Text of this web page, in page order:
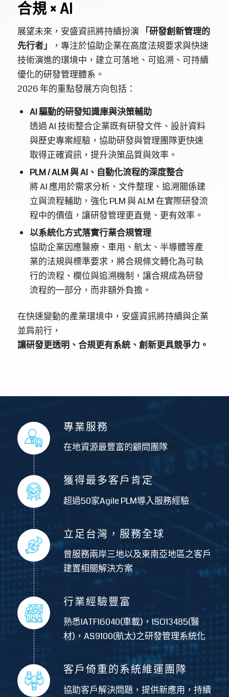
合規 × AI
展望未來，安盛資訊將持續扮演 「研發創新管理的
先行者」
，專注於協助企業在高度法規要求與快速
技術演進的環境中，建立可落地、可追溯、可持續
優化的研發管理體系。
2026 年的重點發展方向包括：
AI 驅動的研發知識庫與決策輔助
透過 AI 技術整合企業既有研發文件、設計資料
與歷史專案經驗，協助研發與管理團隊更快速
取得正確資訊，提升決策品質與效率。
PLM / ALM 與 AI、自動化流程的深度整合
將 AI 應用於需求分析、文件整理、追溯關係建
立與流程輔助，強化 PLM 與 ALM 在實際研發流
程中的價值，讓研發管理更直覺、更有效率。
以系統化方式落實行業合規管理
協助企業因應醫療、車用、航太、半導體等產
業的法規與標準要求，將合規條文轉化為可執
行的流程、欄位與追溯機制，讓合規成為研發
流程的一部分，而非額外負擔。
在快速變動的產業環境中，安盛資訊將持續與企業
並肩前行，
讓研發更透明、合規更有系統、創新更具競爭力。
專業服務
在地資源最豐富的顧問團隊
獲得最多客戶肯定
超過50家Agile PLM導入服務經驗
立足台灣，服務全球
曾服務兩岸三地以及東南亞地區之客戶
建置相關解決方案
行業經驗豐富
熟悉IATF16040(車載)，ISO13485(醫
材)，AS9100(航太)之研發管理系統化
客戶倚重的系統維運團隊
協助客戶解決問題，提供新應用，持續